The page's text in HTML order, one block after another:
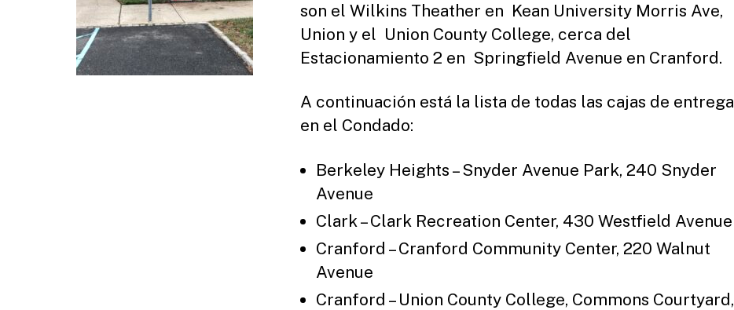
son el Wilkins Theather en Kean University Morris Ave,
Union y el Union County College, cerca del
Estacionamiento 2 en Springfield Avenue en Cranford.
A continuación está la lista de todas las cajas de entrega
en el Condado:
Berkeley Heights – Snyder Avenue Park, 240 Snyder
Avenue
Clark – Clark Recreation Center, 430 Westfield Avenue
Cranford – Cranford Community Center, 220 Walnut
Avenue
Cranford – Union County College, Commons Courtyard,